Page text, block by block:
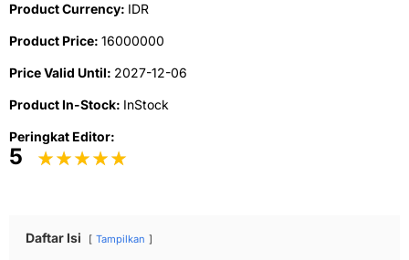
Product Currency: IDR
Product Price: 16000000
Price Valid Until: 2027-12-06
Product In-Stock: InStock
Peringkat Editor:
5
Daftar Isi Tampilkan